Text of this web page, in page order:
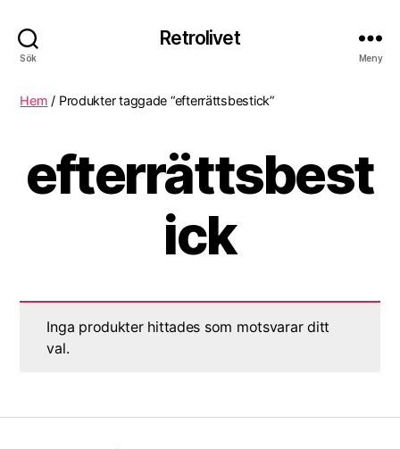
Sök
Retrolivet
Meny
Hem / Produkter taggade “efterrättsbestick”
efterrättsbest
ick
Inga produkter hittades som motsvarar ditt
val.